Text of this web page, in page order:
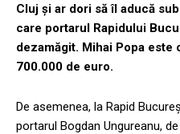
Cluj și ar dori să îl aducă
care portarul Rapidului
dezamăgit. Mihai Popa
700.000 de euro.
De asemenea, la Rapid
portarul Bogdan Ungureanu,